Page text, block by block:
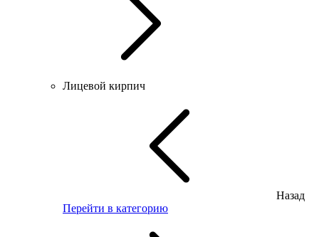
Лицевой кирпич
Назад
Перейти в категорию